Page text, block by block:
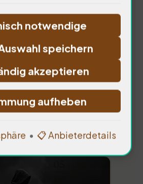
Gesellschaft, Krieg
notwendige
speichern
akzeptieren
aufheben
• 📋 Anbieterdetails